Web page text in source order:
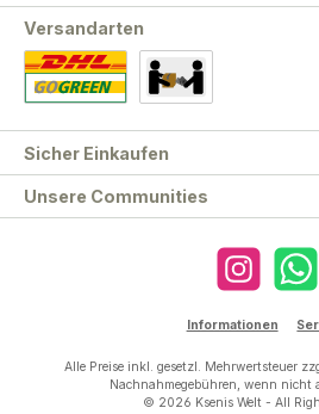
Unsere Communities
Versandarten
Sicher Einkaufen
Instagram WhatsApp
Informationen
Alle Preise inkl. gesetzl. Mehrwertsteuer
Nachnahmegebühren, wenn nicht
© 2026 Ksenis Welt - All